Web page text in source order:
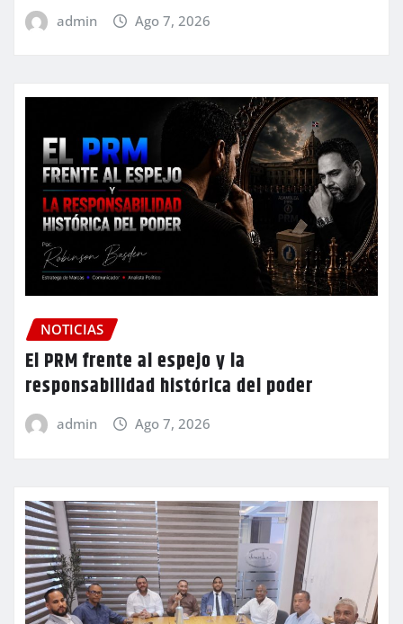
admin Ago 7, 2026
NOTICIAS
El PRM frente al espejo y la
responsabilidad histórica del poder
admin Ago 7, 2026